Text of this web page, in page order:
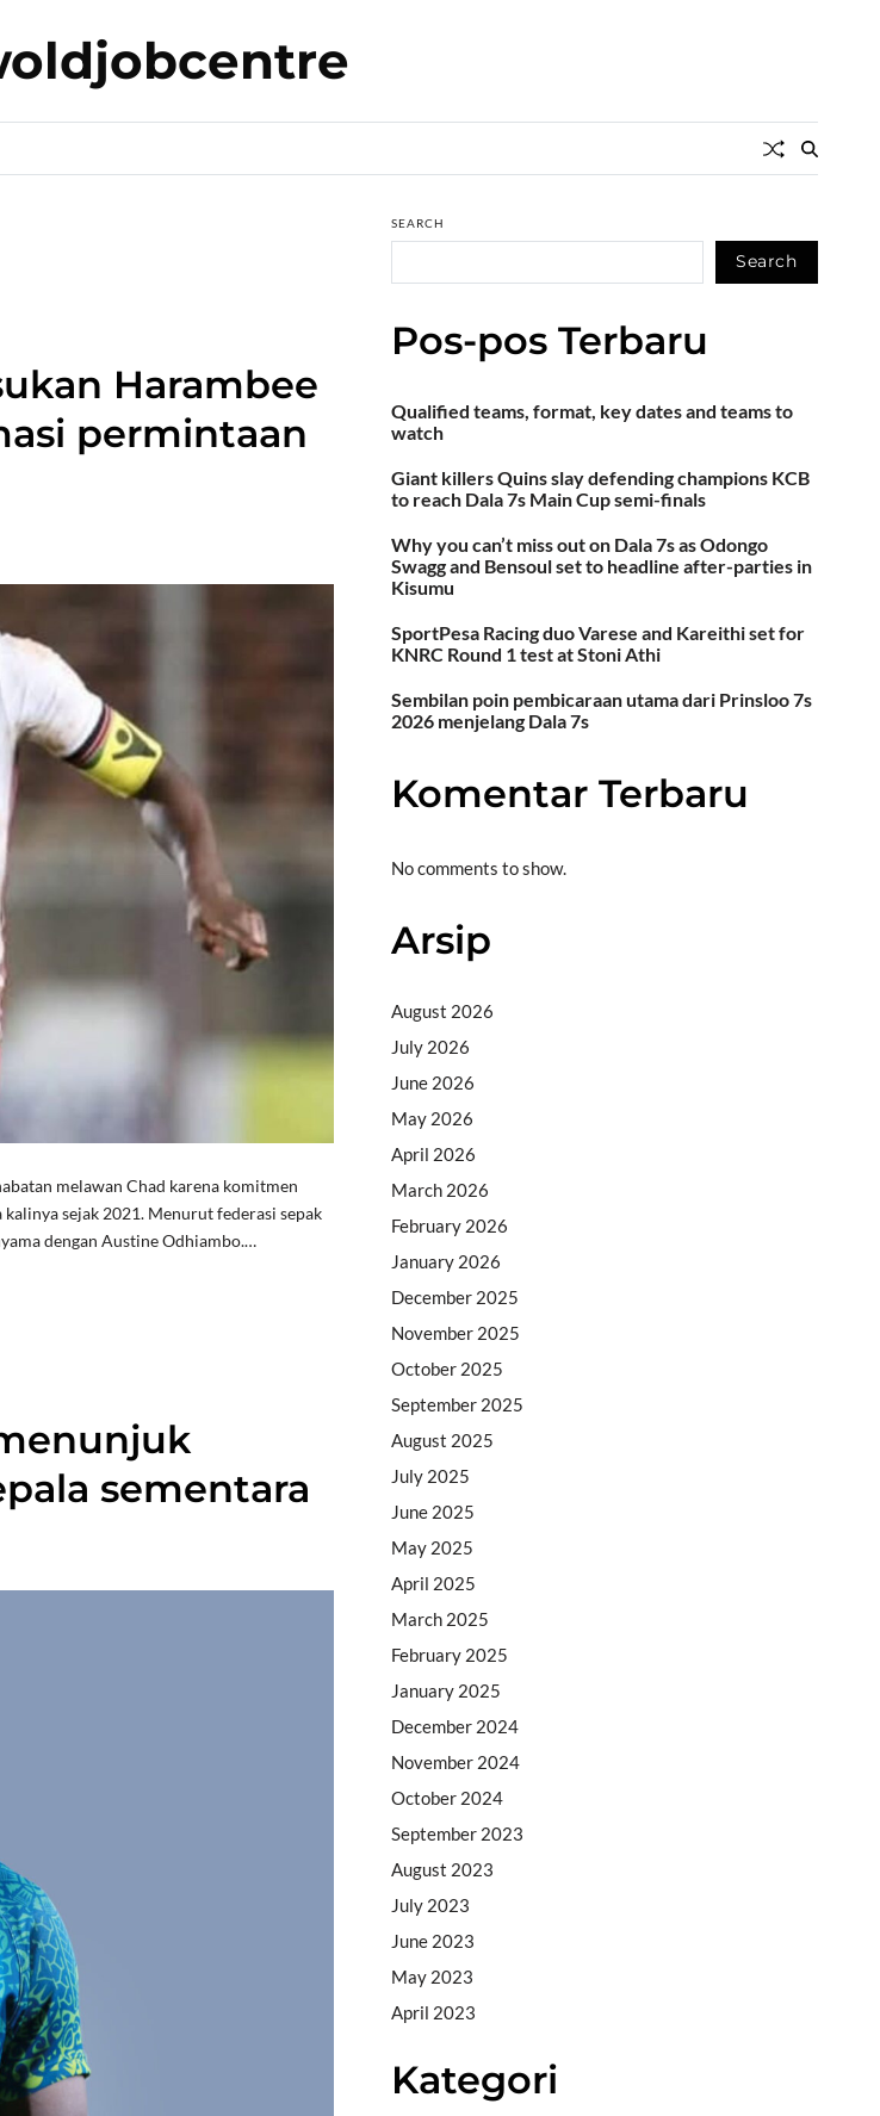
Harambee
permintaan
melawan Chad karena komitmen
sejak 2021. Menurut federasi sepak
dengan Austine Odhiambo.…
sementara
SEARCH
Search
Pos-pos Terbaru
Qualified teams, format, key dates and teams to
watch
Giant killers Quins slay defending champions KCB
to reach Dala 7s Main Cup semi-finals
Why you can’t miss out on Dala 7s as Odongo
Swagg and Bensoul set to headline after-parties in
Kisumu
SportPesa Racing duo Varese and Kareithi set for
KNRC Round 1 test at Stoni Athi
Sembilan poin pembicaraan utama dari Prinsloo 7s
2026 menjelang Dala 7s
Komentar Terbaru
No comments to show.
Arsip
August 2026
July 2026
June 2026
May 2026
April 2026
March 2026
February 2026
January 2026
December 2025
November 2025
October 2025
September 2025
August 2025
July 2025
June 2025
May 2025
April 2025
March 2025
February 2025
January 2025
December 2024
November 2024
October 2024
September 2023
August 2023
July 2023
June 2023
May 2023
April 2023
Kategori